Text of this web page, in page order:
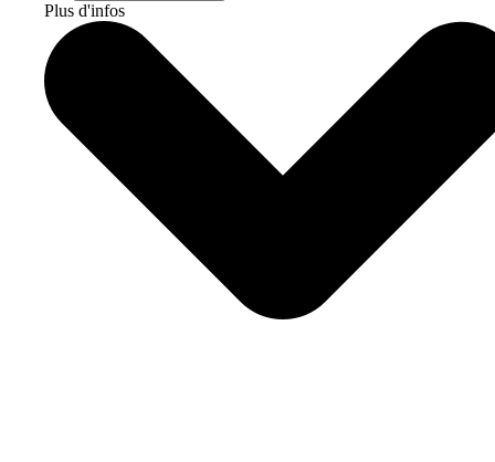
Plus d'infos